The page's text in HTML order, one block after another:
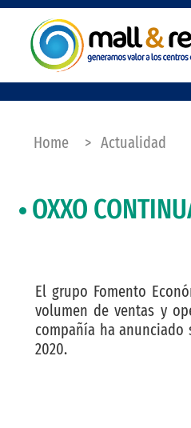
Home > Actualidad
OXXO
El grupo Fomento
volumen de ventas y
compañía ha
2020.